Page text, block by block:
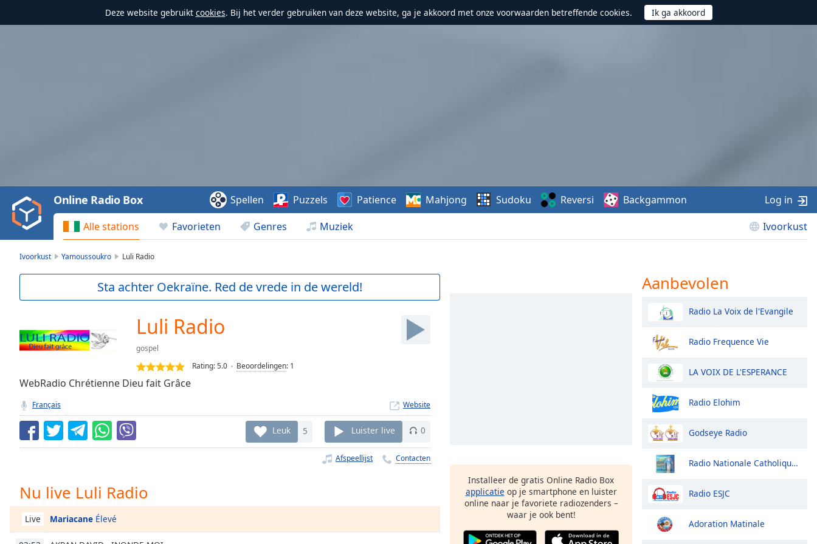
Deze website gebruikt cookies. Bij het verder gebruiken van deze website, ga je akkoord met onze voorwaarden betreffende cookies.
Video
Play
Backward
Skip
Current
Loaded:
0.00%
TypeLIVE
live,
currently
behind
LIVE
Remaining
Playback
Rate
Alle stations Favorieten Genres Muziek Ivoorkust
Online Radio Box Spellen Puzzels Patience Mahjong Sudoku Reversi Backgammon Log in
Ivoorkust Yamoussoukro Luli Radio
Sta achter Oekraïne. Red de vrede in de wereld!
Luli Radio
gospel
Rating:5.0 Beoordelingen: 1
WebRadio Chrétienne Dieu fait Grâce
Français Website
Leuk 5 Luister live 0
Afspeellijst Contacten
Nu live Luli Radio
Live Mariacane Élevé
Installeer de gratis Online Radio Box
applicatie op je smartphone en luister
online naar je favoriete radiozenders –
waar je ook bent!
Aanbevolen
Radio La Voix de l'Evangile
Radio Frequence Vie
LA VOIX DE L'ESPERANCE
Radio Elohim
Godseye Radio
Radio Nationale Catholique Relais Bouake
Radio ESJC
Adoration Matinale